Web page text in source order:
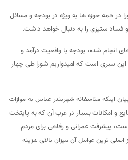
در همه حوزه ها به ویژه در بودجه و مسائل
فساد ستیزی را به دنبال خواهد داشت.
انجام شده، بودجه با واقعیت درآمد و
سیری است که امیدواریم شورا طی چهار
اینکه متاسفانه شهربندر عباس به موازات
و امکانات بسیار در غرب آن که به پایتخت
پیشرفت عمرانی و رفاهی برای مردم
ترین عوامل آن میزان بالای هزینه